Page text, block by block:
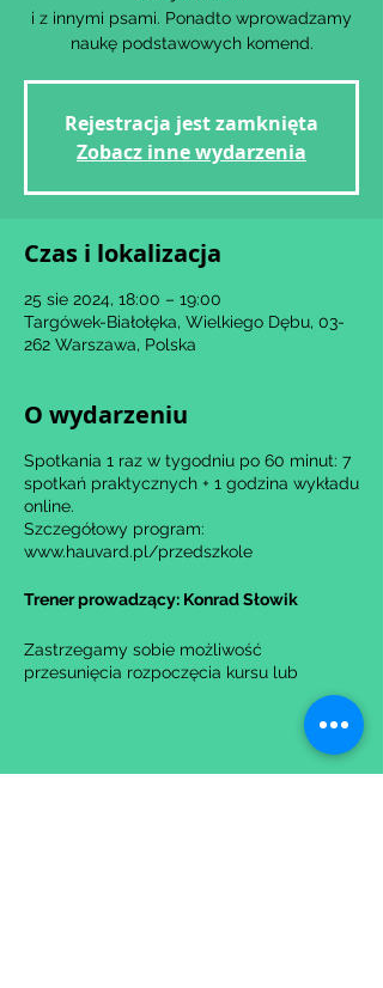
i z innymi psami. Ponadto wprowadzamy
naukę podstawowych komend.
Rejestracja jest zamknięta
Zobacz inne wydarzenia
Czas i lokalizacja
25 sie 2024, 18:00 – 19:00
Targówek-Białołęka, Wielkiego Dębu, 03-
262 Warszawa, Polska
O wydarzeniu
Spotkania 1 raz w tygodniu po 60 minut: 7
spotkań praktycznych + 1 godzina wykładu
online.
Szczegółowy program:
www.hauvard.pl/przedszkole
Trener prowadzący: Konrad Słowik
Zastrzegamy sobie możliwość
przesunięcia rozpoczęcia kursu lub
anulowania go w przypadku nie uzbierania
się minimalnej liczby osób na grupę.